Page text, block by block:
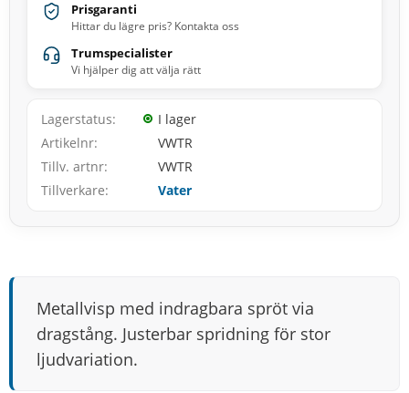
Prisgaranti
Hittar du lägre pris? Kontakta oss
Trumspecialister
Vi hjälper dig att välja rätt
Lagerstatus
I lager
Artikelnr
VWTR
Tillv. artnr
VWTR
Tillverkare
Vater
Metallvisp med indragbara spröt via
dragstång. Justerbar spridning för stor
ljudvariation.